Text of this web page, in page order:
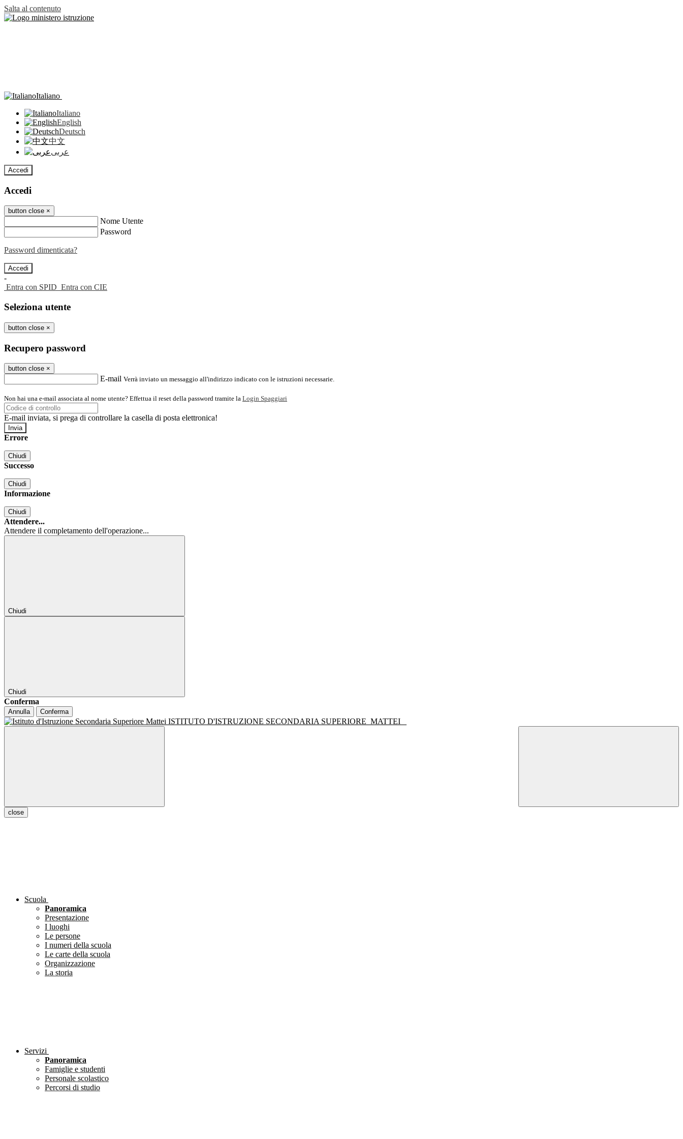
Salta al contenuto
Italiano
Italiano
English
Deutsch
中文
عربى
Accedi
Accedi
button close ×
Nome Utente
Password
Password dimenticata?
-
Entra con SPID Entra con CIE
Seleziona utente
button close ×
Recupero password
button close ×
E-mail Verrà inviato un messaggio all'indirizzo indicato con le istruzioni necessarie.
Non hai una e-mail associata al nome utente? Effettua il reset della password tramite la Login Spaggiari
E-mail inviata, si prega di controllare la casella di posta elettronica!
Errore
Chiudi
Successo
Chiudi
Informazione
Chiudi
Attendere...
Attendere il completamento dell'operazione...
Chiudi
Chiudi
Conferma
Annulla Conferma
ISTITUTO D'ISTRUZIONE SECONDARIA SUPERIORE MATTEI
close
Scuola
Panoramica
Presentazione
I luoghi
Le persone
I numeri della scuola
Le carte della scuola
Organizzazione
La storia
Servizi
Panoramica
Famiglie e studenti
Personale scolastico
Percorsi di studio